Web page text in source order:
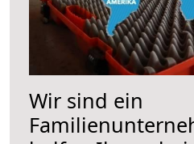
Wir sind ein